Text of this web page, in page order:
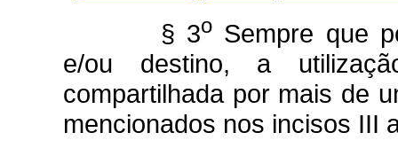
§ 3o Sempre que
e/ou destino, a
compartilhada por mais de
mencionados nos incisos III